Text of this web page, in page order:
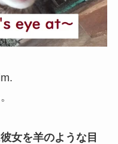
彼女を羊のような目